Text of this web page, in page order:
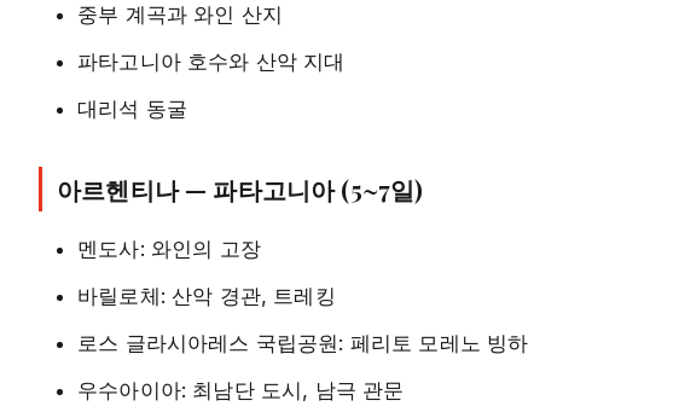
중부 계곡과 와인 산지
파타고니아 호수와 산악 지대
대리석 동굴
아르헨티나 — 파타고니아 (5~7일)
멘도사: 와인의 고장
바릴로체: 산악 경관, 트레킹
로스 글라시아레스 국립공원: 페리토 모레노 빙하
우수아이아: 최남단 도시, 남극 관문